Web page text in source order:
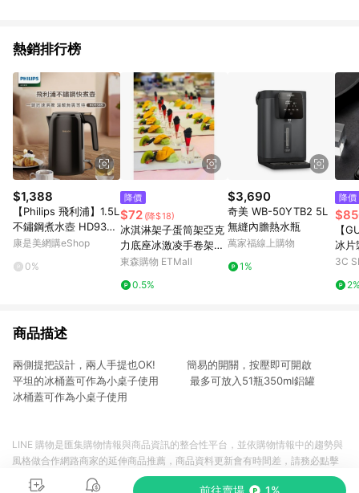
熱銷排行榜
$1,388
【Philips 飛利浦】1.5L
不鏽鋼煮水壺 HD938
9/80_廠商直送
康是美網購eShop
0%
降價
$72 (降$18)
冰淇淋架子蛋筒架亞克
力底座冰激凌手卷架甜
筒支架底座擺臺透明架
東森購物 ETMall
0.5%
$3,690
奇美 WB-50YTB2 5L
無縫內膽熱水瓶
萬家福線上購物
1%
降價
【
冰片
3C
商品描述
兩側提把設計，兩人手提也OK! 簡易的開關，按壓即可開啟
平坦的冰桶蓋可作為小桌子使用 最多可放入51瓶350ml鋁罐
冰桶蓋可作為小桌子使用
前往賣場 1%
LINE 購物是匯集購物情報與商品資訊的整合性平台，並依購物情報中的趨勢與
風格做合作網路商家的延伸商品推薦，商品資料更新會有時間差，請務必點擊
商品至各合作網路商家，確認現售價與購物條件，一切資訊以合作廠商網頁為